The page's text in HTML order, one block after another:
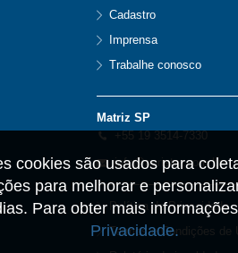
cookies são usados para
para melhorar e
Para obter mais
Privacidade.
Cadastro
Imprensa
Trabalhe conosco
Matriz SP
+55 19 3514-7330
info@agristar.com.br
Política de Privacidade
Termos e Condições de